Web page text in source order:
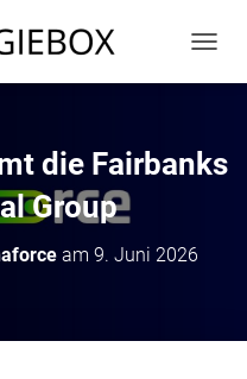
A
A
die Fairbanks
Group
am 9. Juni 2026